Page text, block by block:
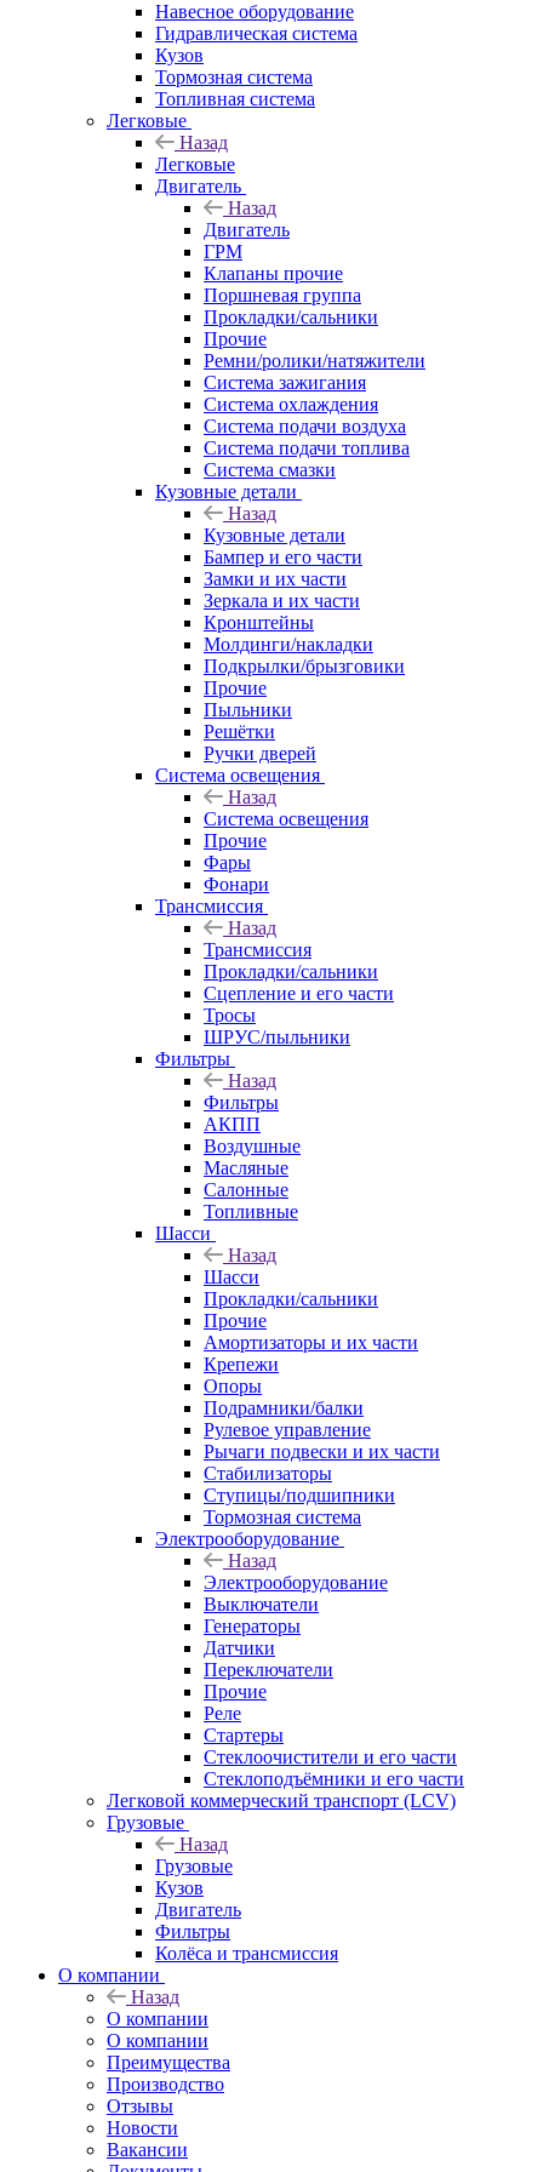
Навесное оборудование
Гидравлическая система
Кузов
Тормозная система
Топливная система
Легковые
Назад
Легковые
Двигатель
Назад
Двигатель
ГРМ
Клапаны прочие
Поршневая группа
Прокладки/сальники
Прочие
Ремни/ролики/натяжители
Система зажигания
Система охлаждения
Система подачи воздуха
Система подачи топлива
Система смазки
Кузовные детали
Назад
Кузовные детали
Бампер и его части
Замки и их части
Зеркала и их части
Кронштейны
Молдинги/накладки
Подкрылки/брызговики
Прочие
Пыльники
Решётки
Ручки дверей
Система освещения
Назад
Система освещения
Прочие
Фары
Фонари
Трансмиссия
Назад
Трансмиссия
Прокладки/сальники
Сцепление и его части
Тросы
ШРУС/пыльники
Фильтры
Назад
Фильтры
АКПП
Воздушные
Масляные
Салонные
Топливные
Шасси
Назад
Шасси
Прокладки/сальники
Прочие
Амортизаторы и их части
Крепежи
Опоры
Подрамники/балки
Рулевое управление
Рычаги подвески и их части
Стабилизаторы
Ступицы/подшипники
Тормозная система
Электрооборудование
Назад
Электрооборудование
Выключатели
Генераторы
Датчики
Переключатели
Прочие
Реле
Стартеры
Стеклоочистители и его части
Стеклоподъёмники и его части
Легковой коммерческий транспорт (LCV)
Грузовые
Назад
Грузовые
Кузов
Двигатель
Фильтры
Колёса и трансмиссия
О компании
Назад
О компании
О компании
Преимущества
Производство
Отзывы
Новости
Вакансии